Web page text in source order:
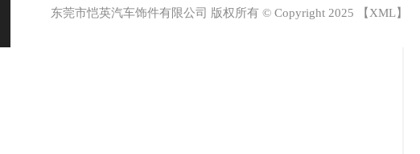
东莞市恺英汽车饰件有限公司 版权所有 © Copyright 2025 【 XML】